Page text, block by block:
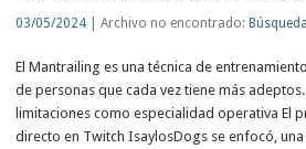
03/05/2024 | Archivo no encontrado:
El Mantrailing es una técnica de
de personas que cada vez tiene más
limitaciones como especialidad operativa El
directo en Twitch IsaylosDogs se enfocó,